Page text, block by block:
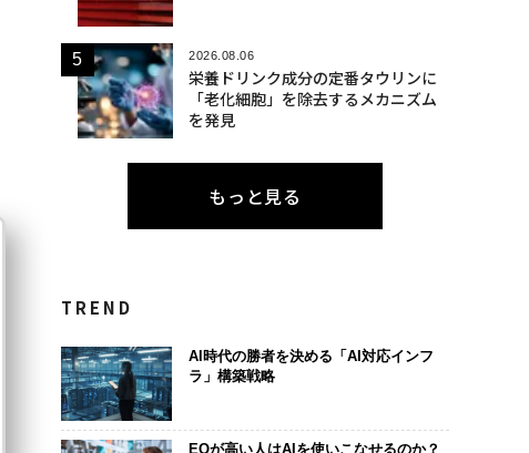
2026.08.06
栄養ドリンク成分の定番タウリンに
「老化細胞」を除去するメカニズム
を発見
もっと見る
TREND
AI時代の勝者を決める「AI対応インフ
ラ」構築戦略
EQが高い人はAIを使いこなせるのか？